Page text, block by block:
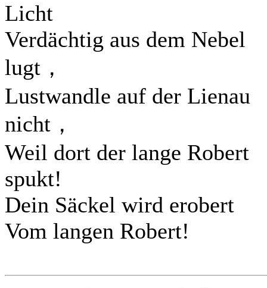
Licht
Verdächtig aus dem Nebel
lugt，
Lustwandle auf der Lienau
nicht，
Weil dort der lange Robert
spukt!
Dein Säckel wird erobert
Vom langen Robert!